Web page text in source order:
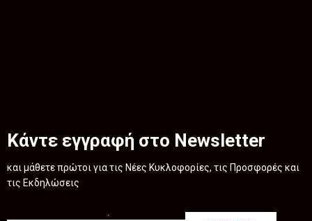
Κάντε εγγραφή στο Newsletter
και μάθετε πρώτοι για τις Νέες Κυκλοφορίες, τις Προσφορές και
τις Εκδηλώσεις